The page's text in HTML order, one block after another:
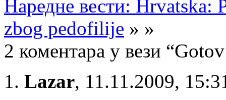
Наредне вести: Hrvatska:
zbog pedofilije » »
2 коментара у вези
Lazar, 11.11.2009,